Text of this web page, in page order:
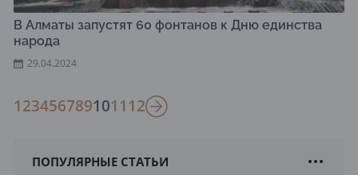
В Алматы запустят 60 фонтанов к Дню единства
народа
29.04.2024
123456789101112
ПОПУЛЯРНЫЕ СТАТЬИ